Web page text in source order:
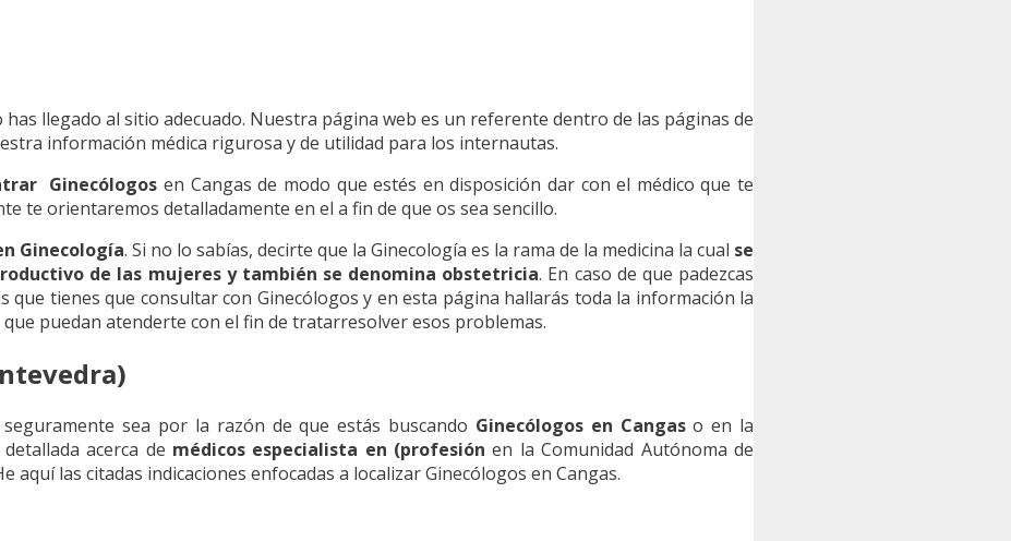
has llegado al sitio adecuado. Nuestra página web es un referente dentro de las páginas de
información médica rigurosa y de utilidad para los internautas.
Ginecólogos en Cangas de modo que estés en disposición dar con el médico que te
te orientaremos detalladamente en el a fin de que os sea sencillo.
Ginecología. Si no lo sabías, decirte que la Ginecología es la rama de la medicina la cual se
de las mujeres y también se denomina obstetricia. En caso de que padezcas
que tienes que consultar con Ginecólogos y en esta página hallarás toda la información la
que puedan atenderte con el fin de tratarresolver esos problemas.
sea por la razón de que estás buscando Ginecólogos en Cangaso en la
acerca de médicos especialista en (profesión en la Comunidad Autónoma de
aquí las citadas indicaciones enfocadas a localizar Ginecólogos en Cangas.